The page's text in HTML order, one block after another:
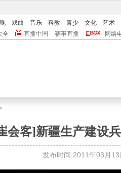
戏曲 音乐 科教 青少 文化
艺术
全 直播中国 赛事直播 网络
会客]新疆生产建设
发布时间:2011年03月